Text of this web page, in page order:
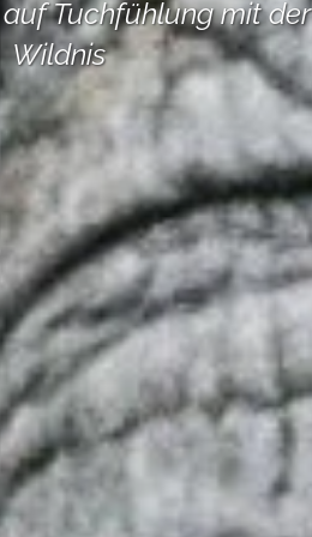
Tuchfühlung mit der
Wildnis